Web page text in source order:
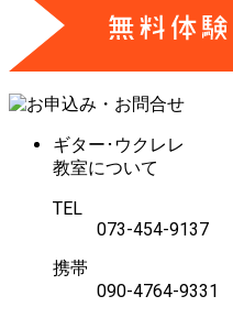
ギター･ウクレレ
教室について
TEL
073-454-9137
携帯
090-4764-9331